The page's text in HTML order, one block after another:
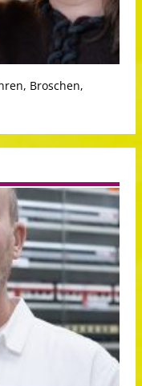
Broschen,